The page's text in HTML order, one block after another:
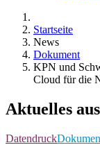
Startseite
News
Dokument
KPN und
Cloud für die
Aktuelles
Datendruck